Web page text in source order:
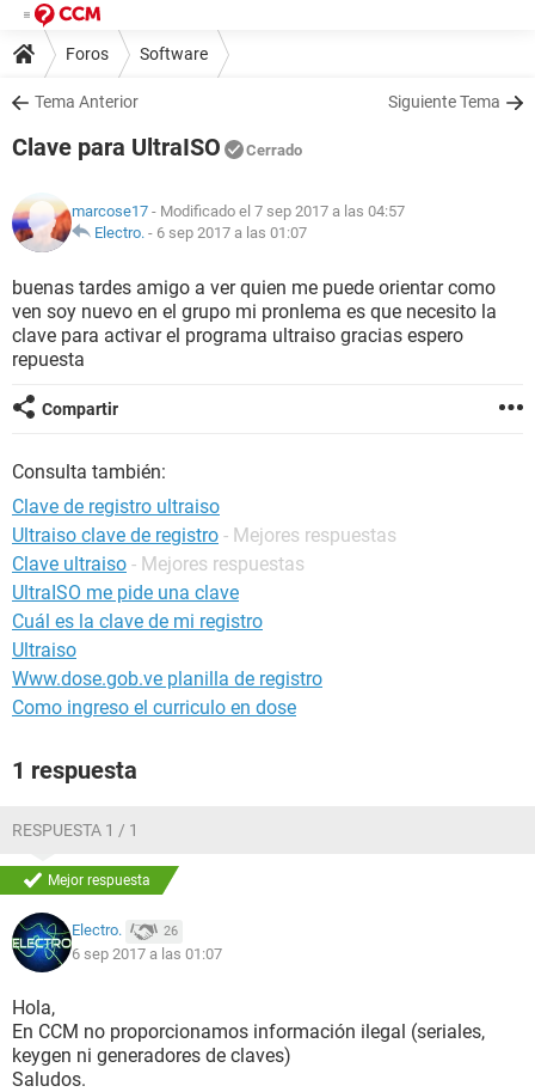
Foros Software
Tema Anterior Siguiente Tema
Clave para UltraISO Cerrado
marcose17 - Modificado el 7 sep 2017 a las 04:57
Electro. - 6 sep 2017 a las 01:07
buenas tardes amigo a ver quien me puede orientar como
ven soy nuevo en el grupo mi pronlema es que necesito la
clave para activar el programa ultraiso gracias espero
repuesta
Compartir
Consulta también:
Clave de registro ultraiso
Ultraiso clave de registro - Mejores respuestas
Clave ultraiso - Mejores respuestas
UltraISO me pide una clave
Cuál es la clave de mi registro
Ultraiso
Www.dose.gob.ve planilla de registro
Como ingreso el curriculo en dose
1 respuesta
RESPUESTA 1 / 1
Mejor respuesta
Electro. 26
6 sep 2017 a las 01:07
Hola,
En CCM no proporcionamos información ilegal (seriales,
keygen ni generadores de claves)
Saludos.